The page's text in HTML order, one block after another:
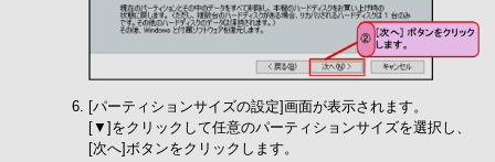
[パーティションサイズの設定]画面が表示されます。
[▼]をクリックして任意のパーティションサイズを選択し、
[次へ]ボタンをクリックします。